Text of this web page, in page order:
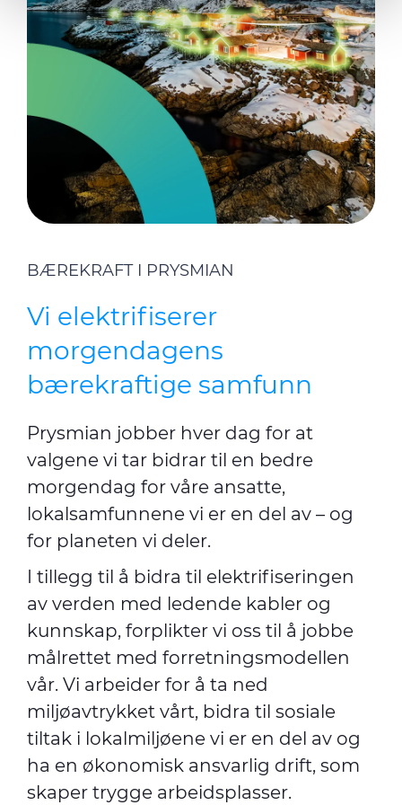
our social media, advertising and analytics partners who
may combine it with other information that you’ve
provided to them or that they’ve collected from your use
of their services.
BÆREKRAFT I PRYSMIAN
Vi elektrifiserer
morgendagens
bærekraftige samfunn
Prysmian jobber hver dag for at
valgene vi tar bidrar til en bedre
morgendag for våre ansatte,
lokalsamfunnene vi er en del av – og
for planeten vi deler.
I tillegg til å bidra til elektrifiseringen
av verden med ledende kabler og
kunnskap, forplikter vi oss til å jobbe
målrettet med forretningsmodellen
vår. Vi arbeider for å ta ned
miljøavtrykket vårt, bidra til sosiale
tiltak i lokalmiljøene vi er en del av og
ha en økonomisk ansvarlig drift, som
skaper trygge arbeidsplasser.